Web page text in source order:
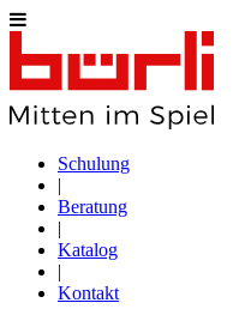
Schulung
|
Beratung
|
Katalog
|
Kontakt